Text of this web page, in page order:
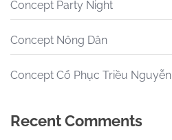
Concept Party Night
Concept Nông Dân
Concept Cổ Phục Triều Nguyễn
Recent Comments